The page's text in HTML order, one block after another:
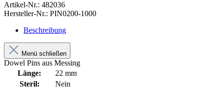
Artikel-Nr.: 482036
Hersteller-Nr.: PIN0200-1000
Beschreibung
Menü schließen
Dowel Pins aus Messing
Länge:
22 mm
Steril:
Nein